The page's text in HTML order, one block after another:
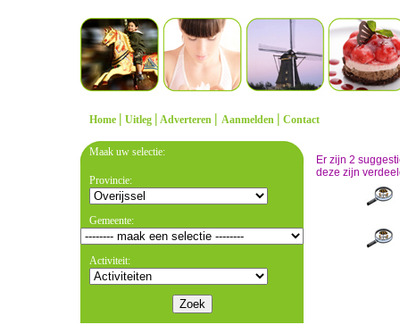
Home | Uitleg | Adverteren | Aanmelden | Contact
Maak uw selectie:
Provincie:
Gemeente:
Activiteit:
Er zijn 2
deze zijn